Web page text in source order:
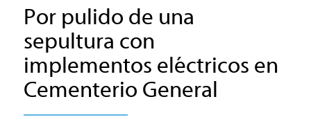
Por pulido de una
sepultura con
implementos eléctricos en
Cementerio General